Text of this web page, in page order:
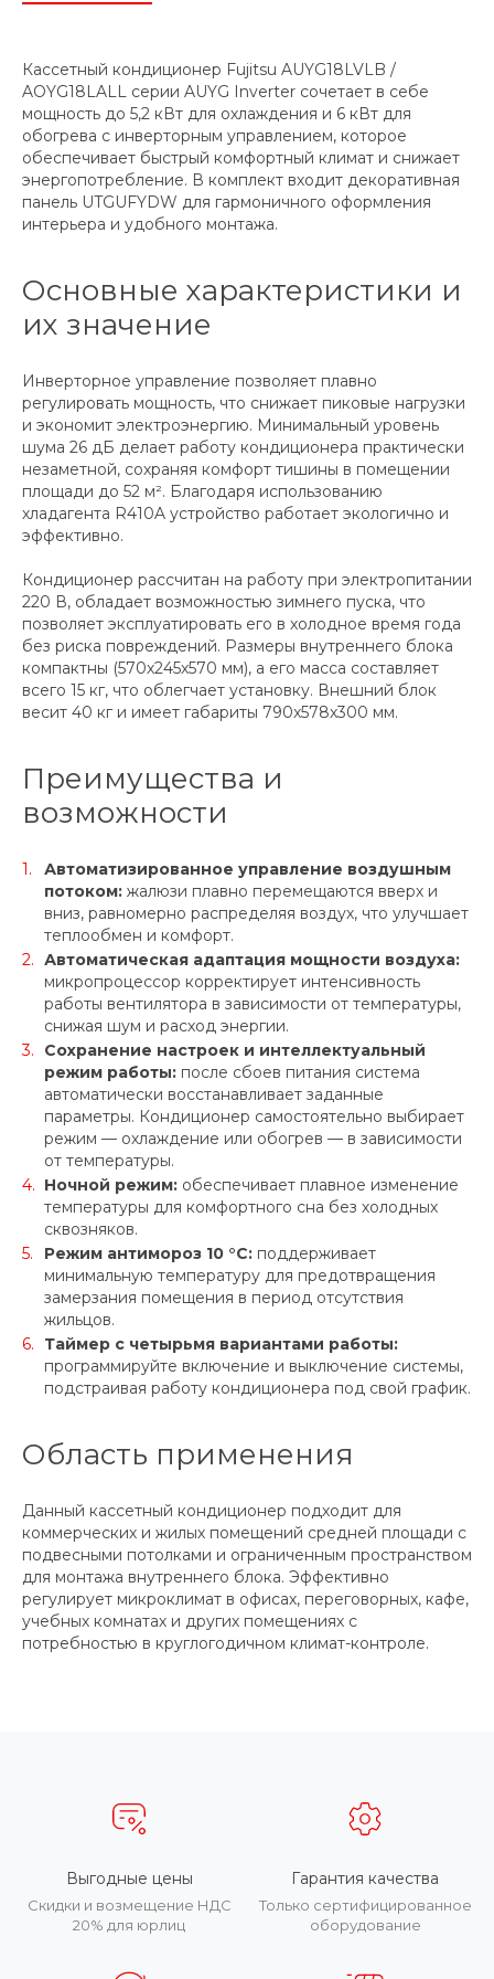
Кассетный кондиционер Fujitsu AUYG18LVLB /
AOYG18LALL серии AUYG Inverter сочетает в себе
мощность до 5,2 кВт для охлаждения и 6 кВт для
обогрева с инверторным управлением, которое
обеспечивает быстрый комфортный климат и снижает
энергопотребление. В комплект входит декоративная
панель UTGUFYDW для гармоничного оформления
интерьера и удобного монтажа.
Основные характеристики и
их значение
Инверторное управление позволяет плавно
регулировать мощность, что снижает пиковые нагрузки
и экономит электроэнергию. Минимальный уровень
шума 26 дБ делает работу кондиционера практически
незаметной, сохраняя комфорт тишины в помещении
площади до 52 м². Благодаря использованию
хладагента R410A устройство работает экологично и
эффективно.
Кондиционер рассчитан на работу при электропитании
220 В, обладает возможностью зимнего пуска, что
позволяет эксплуатировать его в холодное время года
без риска повреждений. Размеры внутреннего блока
компактны (570х245х570 мм), а его масса составляет
всего 15 кг, что облегчает установку. Внешний блок
весит 40 кг и имеет габариты 790x578x300 мм.
Преимущества и
возможности
Автоматизированное управление воздушным
потоком: жалюзи плавно перемещаются вверх и
вниз, равномерно распределяя воздух, что улучшает
теплообмен и комфорт.
Автоматическая адаптация мощности воздуха:
микропроцессор корректирует интенсивность
работы вентилятора в зависимости от температуры,
снижая шум и расход энергии.
Сохранение настроек и интеллектуальный
режим работы: после сбоев питания система
автоматически восстанавливает заданные
параметры. Кондиционер самостоятельно выбирает
режим — охлаждение или обогрев — в зависимости
от температуры.
Ночной режим: обеспечивает плавное изменение
температуры для комфортного сна без холодных
сквозняков.
Режим антимороз 10 °C: поддерживает
минимальную температуру для предотвращения
замерзания помещения в период отсутствия
жильцов.
Таймер с четырьмя вариантами работы:
программируйте включение и выключение системы,
подстраивая работу кондиционера под свой график.
Область применения
Данный кассетный кондиционер подходит для
коммерческих и жилых помещений средней площади с
подвесными потолками и ограниченным пространством
для монтажа внутреннего блока. Эффективно
регулирует микроклимат в офисах, переговорных, кафе,
учебных комнатах и других помещениях с
потребностью в круглогодичном климат-контроле.
Выгодные цены
Скидки и возмещение НДС
20% для юрлиц
Гарантия качества
Только сертифицированное
оборудование